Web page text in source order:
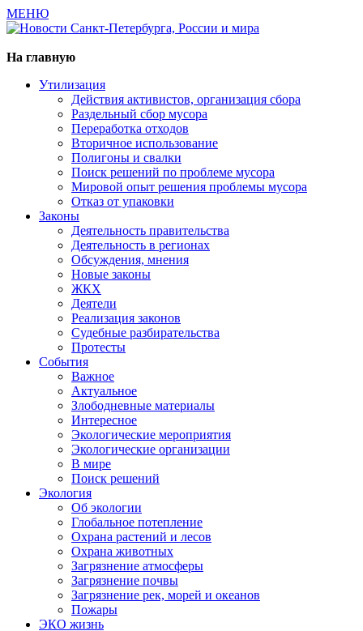
МЕНЮ
На главную
Утилизация
Действия активистов, организация сбора
Раздельный сбор мусора
Переработка отходов
Вторичное использование
Полигоны и свалки
Поиск решений по проблеме мусора
Мировой опыт решения проблемы мусора
Отказ от упаковки
Законы
Деятельность правительства
Деятельность в регионах
Обсуждения, мнения
Новые законы
ЖКХ
Деятели
Реализация законов
Судебные разбирательства
Протесты
События
Важное
Актуальное
Злободневные материалы
Интересное
Экологические мероприятия
Экологические организации
В мире
Поиск решений
Экология
Об экологии
Глобальное потепление
Охрана растений и лесов
Охрана животных
Загрязнение атмосферы
Загрязнение почвы
Загрязнение рек, морей и океанов
Пожары
ЭКО жизнь